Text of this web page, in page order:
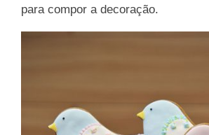
para compor a decoração.